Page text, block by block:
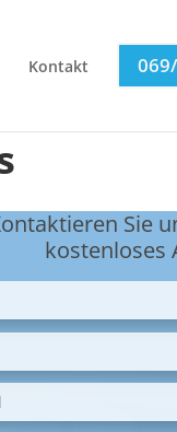
Kontakt
Sie
kostenloses